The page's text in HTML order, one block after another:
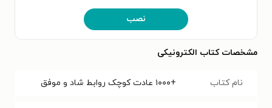
نصب
مشخصات کتاب الکترونیکی
نام کتاب +۱۰۰۰ عادت کوچک روابط شاد و موفق